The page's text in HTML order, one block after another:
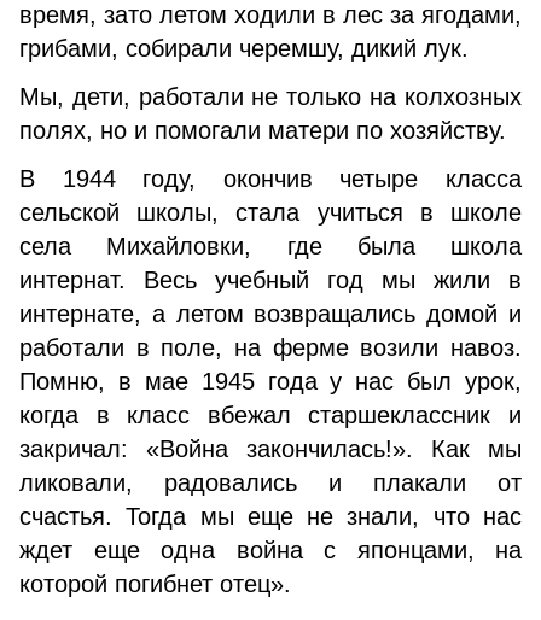
время, зато летом ходили в лес за ягодами,
грибами, собирали черемшу, дикий лук.
Мы, дети, работали не только на колхозных
полях, но и помогали матери по хозяйству.
В 1944 году, окончив четыре класса
сельской школы, стала учиться в школе
села Михайловки, где была школа
интернат. Весь учебный год мы жили в
интернате, а летом возвращались домой и
работали в поле, на ферме возили навоз.
Помню, в мае 1945 года у нас был урок,
когда в класс вбежал старшеклассник и
закричал: «Война закончилась!». Как мы
ликовали, радовались и плакали от
счастья. Тогда мы еще не знали, что нас
ждет еще одна война с японцами, на
которой погибнет отец».